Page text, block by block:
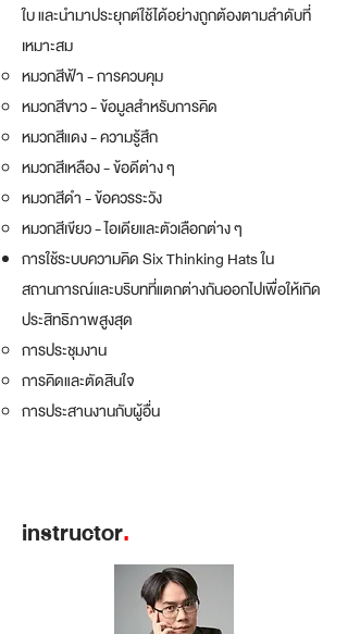
ใบ และนำมาประยุกต์ใช้ได้อย่างถูกต้องตามลำดับที่
เหมาะสม
หมวกสีฟ้า - การควบคุม​
หมวกสีขาว - ข้อมูลสำหรับการคิด
หมวกสีแดง - ความรู้สึก
หมวกสีเหลือง - ข้อดีต่าง ๆ
หมวกสีดำ - ข้อควรระวัง
หมวกสีเขียว - ไอเดียและตัวเลือกต่าง ๆ
การใช้ระบบความคิด Six Thinking Hats ใน
สถานการณ์และบริบทที่แตกต่างกันออกไปเพื่อให้เกิด
ประสิทธิภาพสูงสุด
การประชุมงาน
การคิดและตัดสินใจ
การประสานงานกับผู้อื่น
instructor.